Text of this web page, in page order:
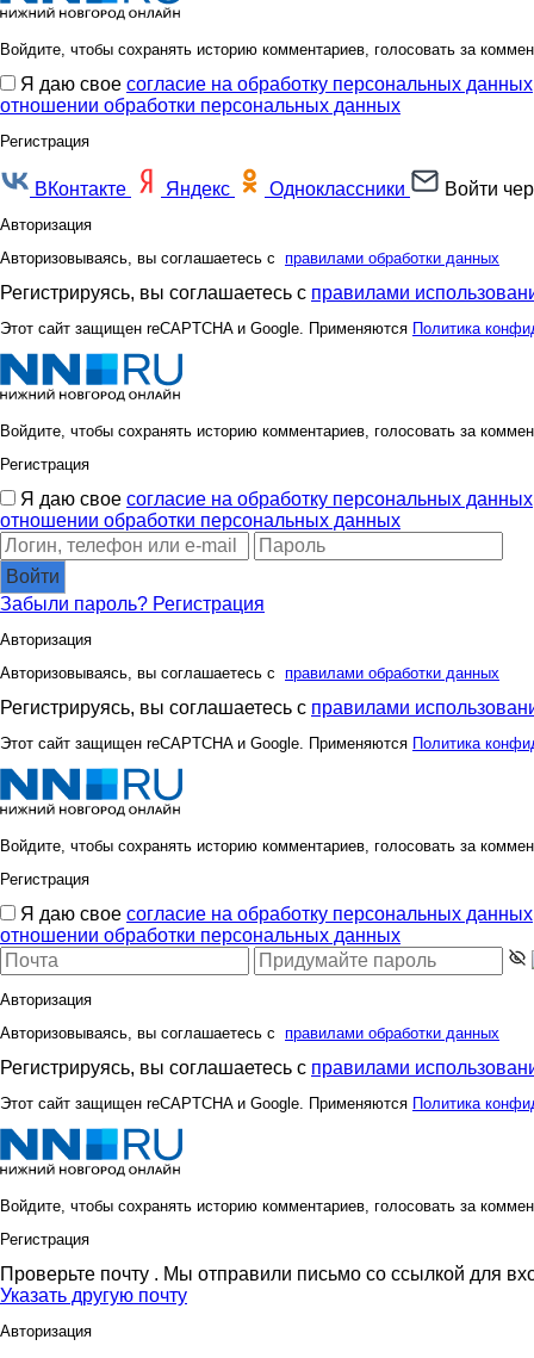
Войдите, чтобы сохранять историю комментариев, голосовать за
Я даю свое согласие на обработку персональных данных
отношении обработки персональных данных
Регистрация
ВКонтакте Яндекс Одноклассники Войти
Авторизация
Авторизовываясь, вы соглашаетесь с правилами обработки данных
Регистрируясь, вы соглашаетесь с правилами
Этот сайт защищен reCAPTCHA и Google. Применяются Политика
Войдите, чтобы сохранять историю комментариев, голосовать за
Регистрация
Я даю свое согласие на обработку персональных данных
отношении обработки персональных данных
Войти
Забыли пароль? Регистрация
Авторизация
Авторизовываясь, вы соглашаетесь с правилами обработки данных
Регистрируясь, вы соглашаетесь с правилами
Этот сайт защищен reCAPTCHA и Google. Применяются Политика
Войдите, чтобы сохранять историю комментариев, голосовать за
Регистрация
Я даю свое согласие на обработку персональных данных
отношении обработки персональных данных
Авторизация
Авторизовываясь, вы соглашаетесь с правилами обработки данных
Регистрируясь, вы соглашаетесь с правилами
Этот сайт защищен reCAPTCHA и Google. Применяются Политика
Войдите, чтобы сохранять историю комментариев, голосовать за
Регистрация
Проверьте почту . Мы отправили письмо со ссылкой для
Указать другую почту
Авторизация